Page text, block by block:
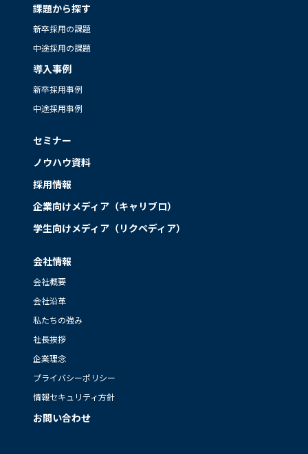
課題から探す
新卒採用の課題
中途採用の課題
導入事例
新卒採用事例
中途採用事例
セミナー
ノウハウ資料
採用情報
企業向けメディア（キャリブロ）
学生向けメディア（リクペディア）
会社情報
会社概要
会社沿革
私たちの強み
社長挨拶
企業理念
プライバシーポリシー
情報セキュリティ方針
お問い合わせ